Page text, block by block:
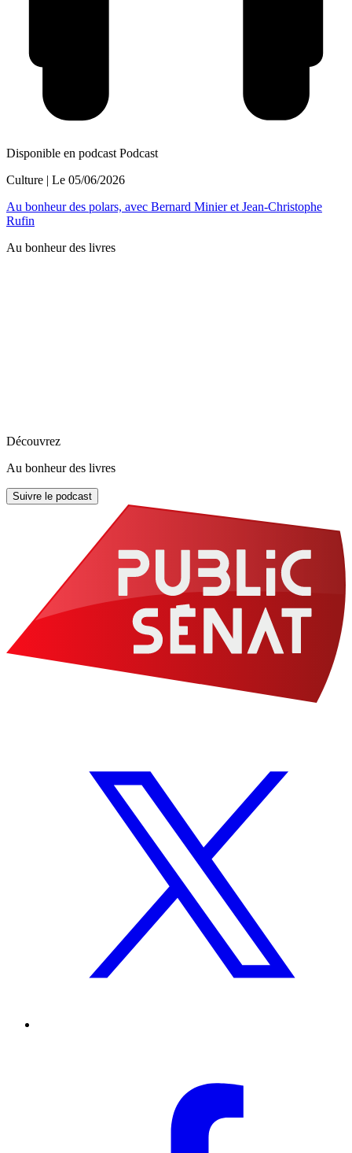
Disponible en podcast Podcast
Culture | Le 05/06/2026
Au bonheur des polars, avec Bernard Minier et Jean-Christophe
Rufin
Au bonheur des livres
Découvrez
Au bonheur des livres
Suivre le podcast